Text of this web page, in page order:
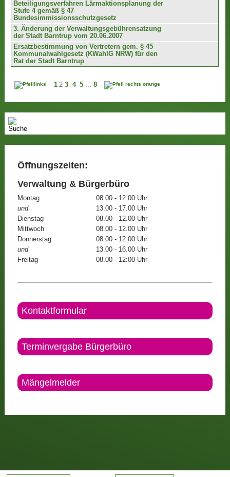
Beteiligungsverfahren Lärmaktionsplanung der
Stufe 4 gemäß § 47
Bundesimmissionsschutzgesetz
3. Änderung der Verwaltungsgebührensatzung
der Stadt Barntrup vom 20.06.2007
Ersatzbestimmung von Vertretern gem. § 45
Kommunalwahlgesetz (KWahlG NRW) für den
Rat der Stadt Barntrup
1 2 3 4 5 ... 8
Öffnungszeiten:
Verwaltung & Bürgerbüro
Montag
08.00 - 12.00 Uhr
und
13.00 - 17.00 Uhr
Dienstag
08.00 - 12.00 Uhr
Mittwoch
08.00 - 12.00 Uhr
Donnerstag
08.00 - 12.00 Uhr
und
13.00 - 16.00 Uhr
Freitag
08.00 - 12:00 Uhr
Kontaktformular
Terminvergabe Bürgerbüro
Mängelmelder